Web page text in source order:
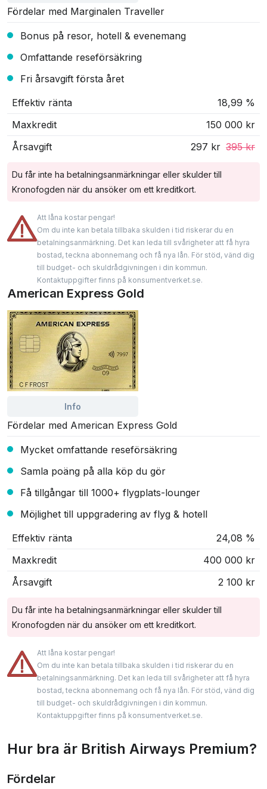
Fördelar med Marginalen Traveller
Bonus på resor, hotell & evenemang
Omfattande reseförsäkring
Fri årsavgift första året
Effektiv ränta
18,99 %
Maxkredit
150 000 kr
Årsavgift
297 kr 395 kr
Du får inte ha betalningsanmärkningar eller skulder till
Kronofogden när du ansöker om ett kreditkort.
Att låna kostar pengar!
Om du inte kan betala tillbaka skulden i tid riskerar du en
betalningsanmärkning. Det kan leda till svårigheter att få hyra
bostad, teckna abonnemang och få nya lån. För stöd, vänd dig
till budget- och skuldrådgivningen i din kommun.
Kontaktuppgifter finns på konsumentverket.se.
American Express Gold
Info
Fördelar med American Express Gold
Mycket omfattande reseförsäkring
Samla poäng på alla köp du gör
Få tillgångar till 1000+ flygplats-lounger
Möjlighet till uppgradering av flyg & hotell
Effektiv ränta
24,08 %
Maxkredit
400 000 kr
Årsavgift
2 100 kr
Du får inte ha betalningsanmärkningar eller skulder till
Kronofogden när du ansöker om ett kreditkort.
Att låna kostar pengar!
Om du inte kan betala tillbaka skulden i tid riskerar du en
betalningsanmärkning. Det kan leda till svårigheter att få hyra
bostad, teckna abonnemang och få nya lån. För stöd, vänd dig
till budget- och skuldrådgivningen i din kommun.
Kontaktuppgifter finns på konsumentverket.se.
Hur bra är British Airways Premium?
Fördelar